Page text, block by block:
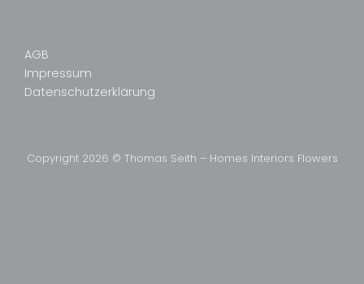
AGB
Impressum
Datenschutzerklärung
Copyright 2026 © Thomas Seith – Homes Interiors Flowers